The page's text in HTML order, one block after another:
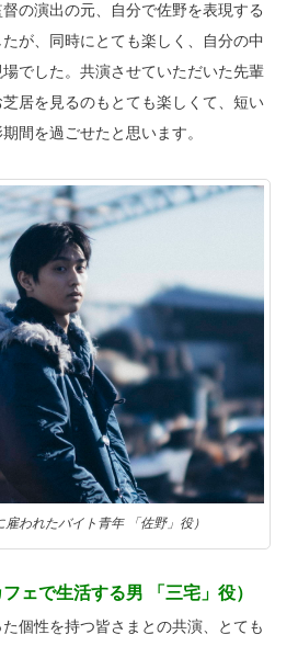
の演出の元、自分で佐野を表現する
が、同時にとても楽しく、自分の中
でした。共演させていただいた先輩
居を見るのもとても楽しくて、短い
間を過ごせたと思います。
われたバイト青年 「佐野」役）
ェで生活する男 「三宅」役）
個性を持つ皆さまとの共演、とても